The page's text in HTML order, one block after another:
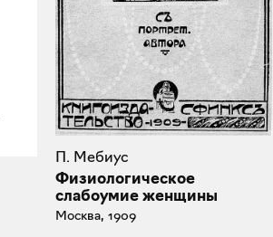
П. Мебиус
Физиологическое
слабоумие женщины
Москва, 1909